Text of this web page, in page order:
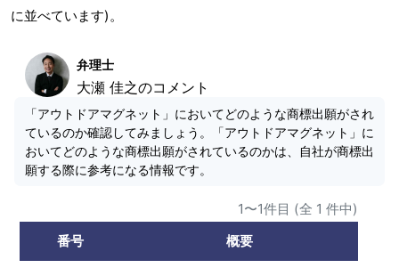
に並べています)。
弁理士
大瀬 佳之のコメント
「アウトドアマグネット」においてどのような商標出願がされ
ているのか確認してみましょう。「アウトドアマグネット」に
おいてどのような商標出願がされているのかは、自社が商標出
願する際に参考になる情報です。
1〜1件目 (全 1 件中)
番号
概要